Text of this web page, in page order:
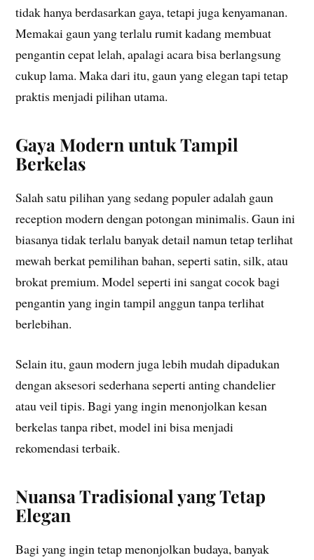
tidak hanya berdasarkan gaya, tetapi juga kenyamanan.
Memakai gaun yang terlalu rumit kadang membuat
pengantin cepat lelah, apalagi acara bisa berlangsung
cukup lama. Maka dari itu, gaun yang elegan tapi tetap
praktis menjadi pilihan utama.
Gaya Modern untuk Tampil
Berkelas
Salah satu pilihan yang sedang populer adalah gaun
reception modern dengan potongan minimalis. Gaun ini
biasanya tidak terlalu banyak detail namun tetap terlihat
mewah berkat pemilihan bahan, seperti satin, silk, atau
brokat premium. Model seperti ini sangat cocok bagi
pengantin yang ingin tampil anggun tanpa terlihat
berlebihan.
Selain itu, gaun modern juga lebih mudah dipadukan
dengan aksesori sederhana seperti anting chandelier
atau veil tipis. Bagi yang ingin menonjolkan kesan
berkelas tanpa ribet, model ini bisa menjadi
rekomendasi terbaik.
Nuansa Tradisional yang Tetap
Elegan
Bagi yang ingin tetap menonjolkan budaya, banyak